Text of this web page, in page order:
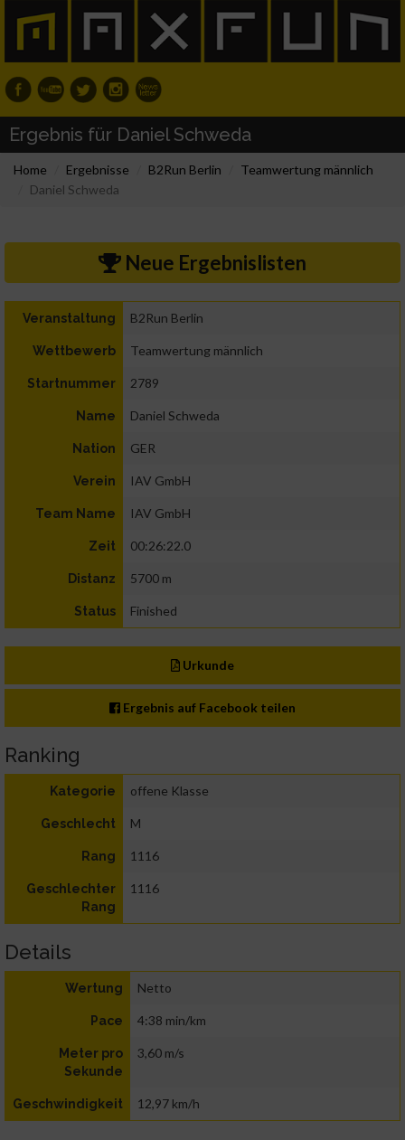
Ergebnis für Daniel Schweda
Home Ergebnisse B2Run Berlin
Teamwertung männlich
Daniel Schweda
Neue Ergebnislisten
Veranstaltung B2Run Berlin
Wettbewerb Teamwertung männlich
Startnummer 2789
Name Daniel Schweda
Nation GER
Verein IAV GmbH
Team Name IAV GmbH
Zeit 00:26:22.0
Distanz 5700 m
Status Finished
Urkunde
Ergebnis auf Facebook teilen
Ranking
Kategorie offene Klasse
Geschlecht M
Rang 1116
Geschlechter
Rang
1116
Details
Wertung Netto
Pace 4:38 min/km
Meter pro
Sekunde
3,60 m/s
Geschwindigkeit 12,97 km/h